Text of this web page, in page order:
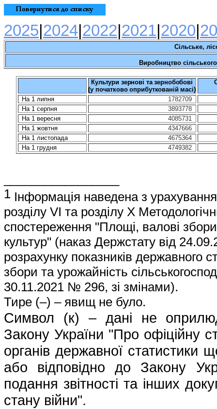
2025 2024 2022 2021 2020
Сільське,
Виробництво
Культури зернові та зернобобові
(у початково оприбуткованій масі)
На 1 липня
1782709
На 1 серпня
3893778
На 1 вересня
4085731
На 1 жовтня
4347666
На 1 листопада
4675364
На 1 грудня
4749382
1 Інформація наведена з
розділу VІ та розділу Х
спостереження "Площі, валові
культур" (наказ Держстату від
розрахунку показників державного
збори та урожайність
30.11.2021 № 296, зі змінами).
Тире (–) – явищ не було.
Символ (к) – дані не
Закону України "Про офіційну
органів державної статистики
або відповідно до Закону
подання звітності та інших
стану війни".